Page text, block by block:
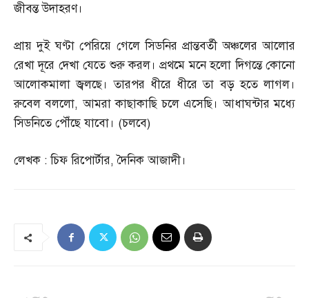
জীবন্ত উদাহরণ।
প্রায় দুই ঘণ্টা পেরিয়ে গেলে সিডনির প্রান্তবর্তী অঞ্চলের আলোর
রেখা দূরে দেখা যেতে শুরু করল। প্রথমে মনে হলো দিগন্তে কোনো
আলোকমালা জ্বলছে। তারপর ধীরে ধীরে তা বড় হতে লাগল।
রুবেল বললো,আমরা কাছাকাছি চলে এসেছি। আধাঘন্টার মধ্যে
সিডনিতে পৌঁছে যাবো। (চলবে)
লেখক :চিফ রিপোর্টার,দৈনিক আজাদী।